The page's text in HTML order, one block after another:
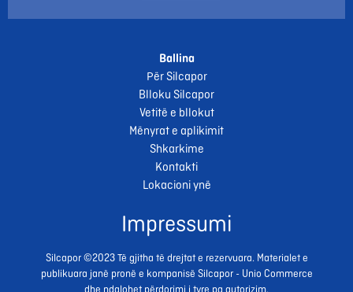
Ballina
Për Silcapor
Blloku Silcapor
Vetitë e bllokut
Mënyrat e aplikimit
Shkarkime
Kontakti
Lokacioni ynë
Impressumi
Silcapor ©2023 Të gjitha të drejtat e rezervuara. Materialet e
publikuara janë pronë e kompanisë Silcapor - Unio Commerce
dhe ndalohet përdorimi i tyre pa autorizim.